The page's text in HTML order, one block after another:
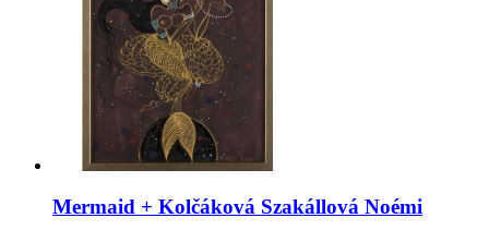
Mermaid + Kolčáková Szakállová Noémi